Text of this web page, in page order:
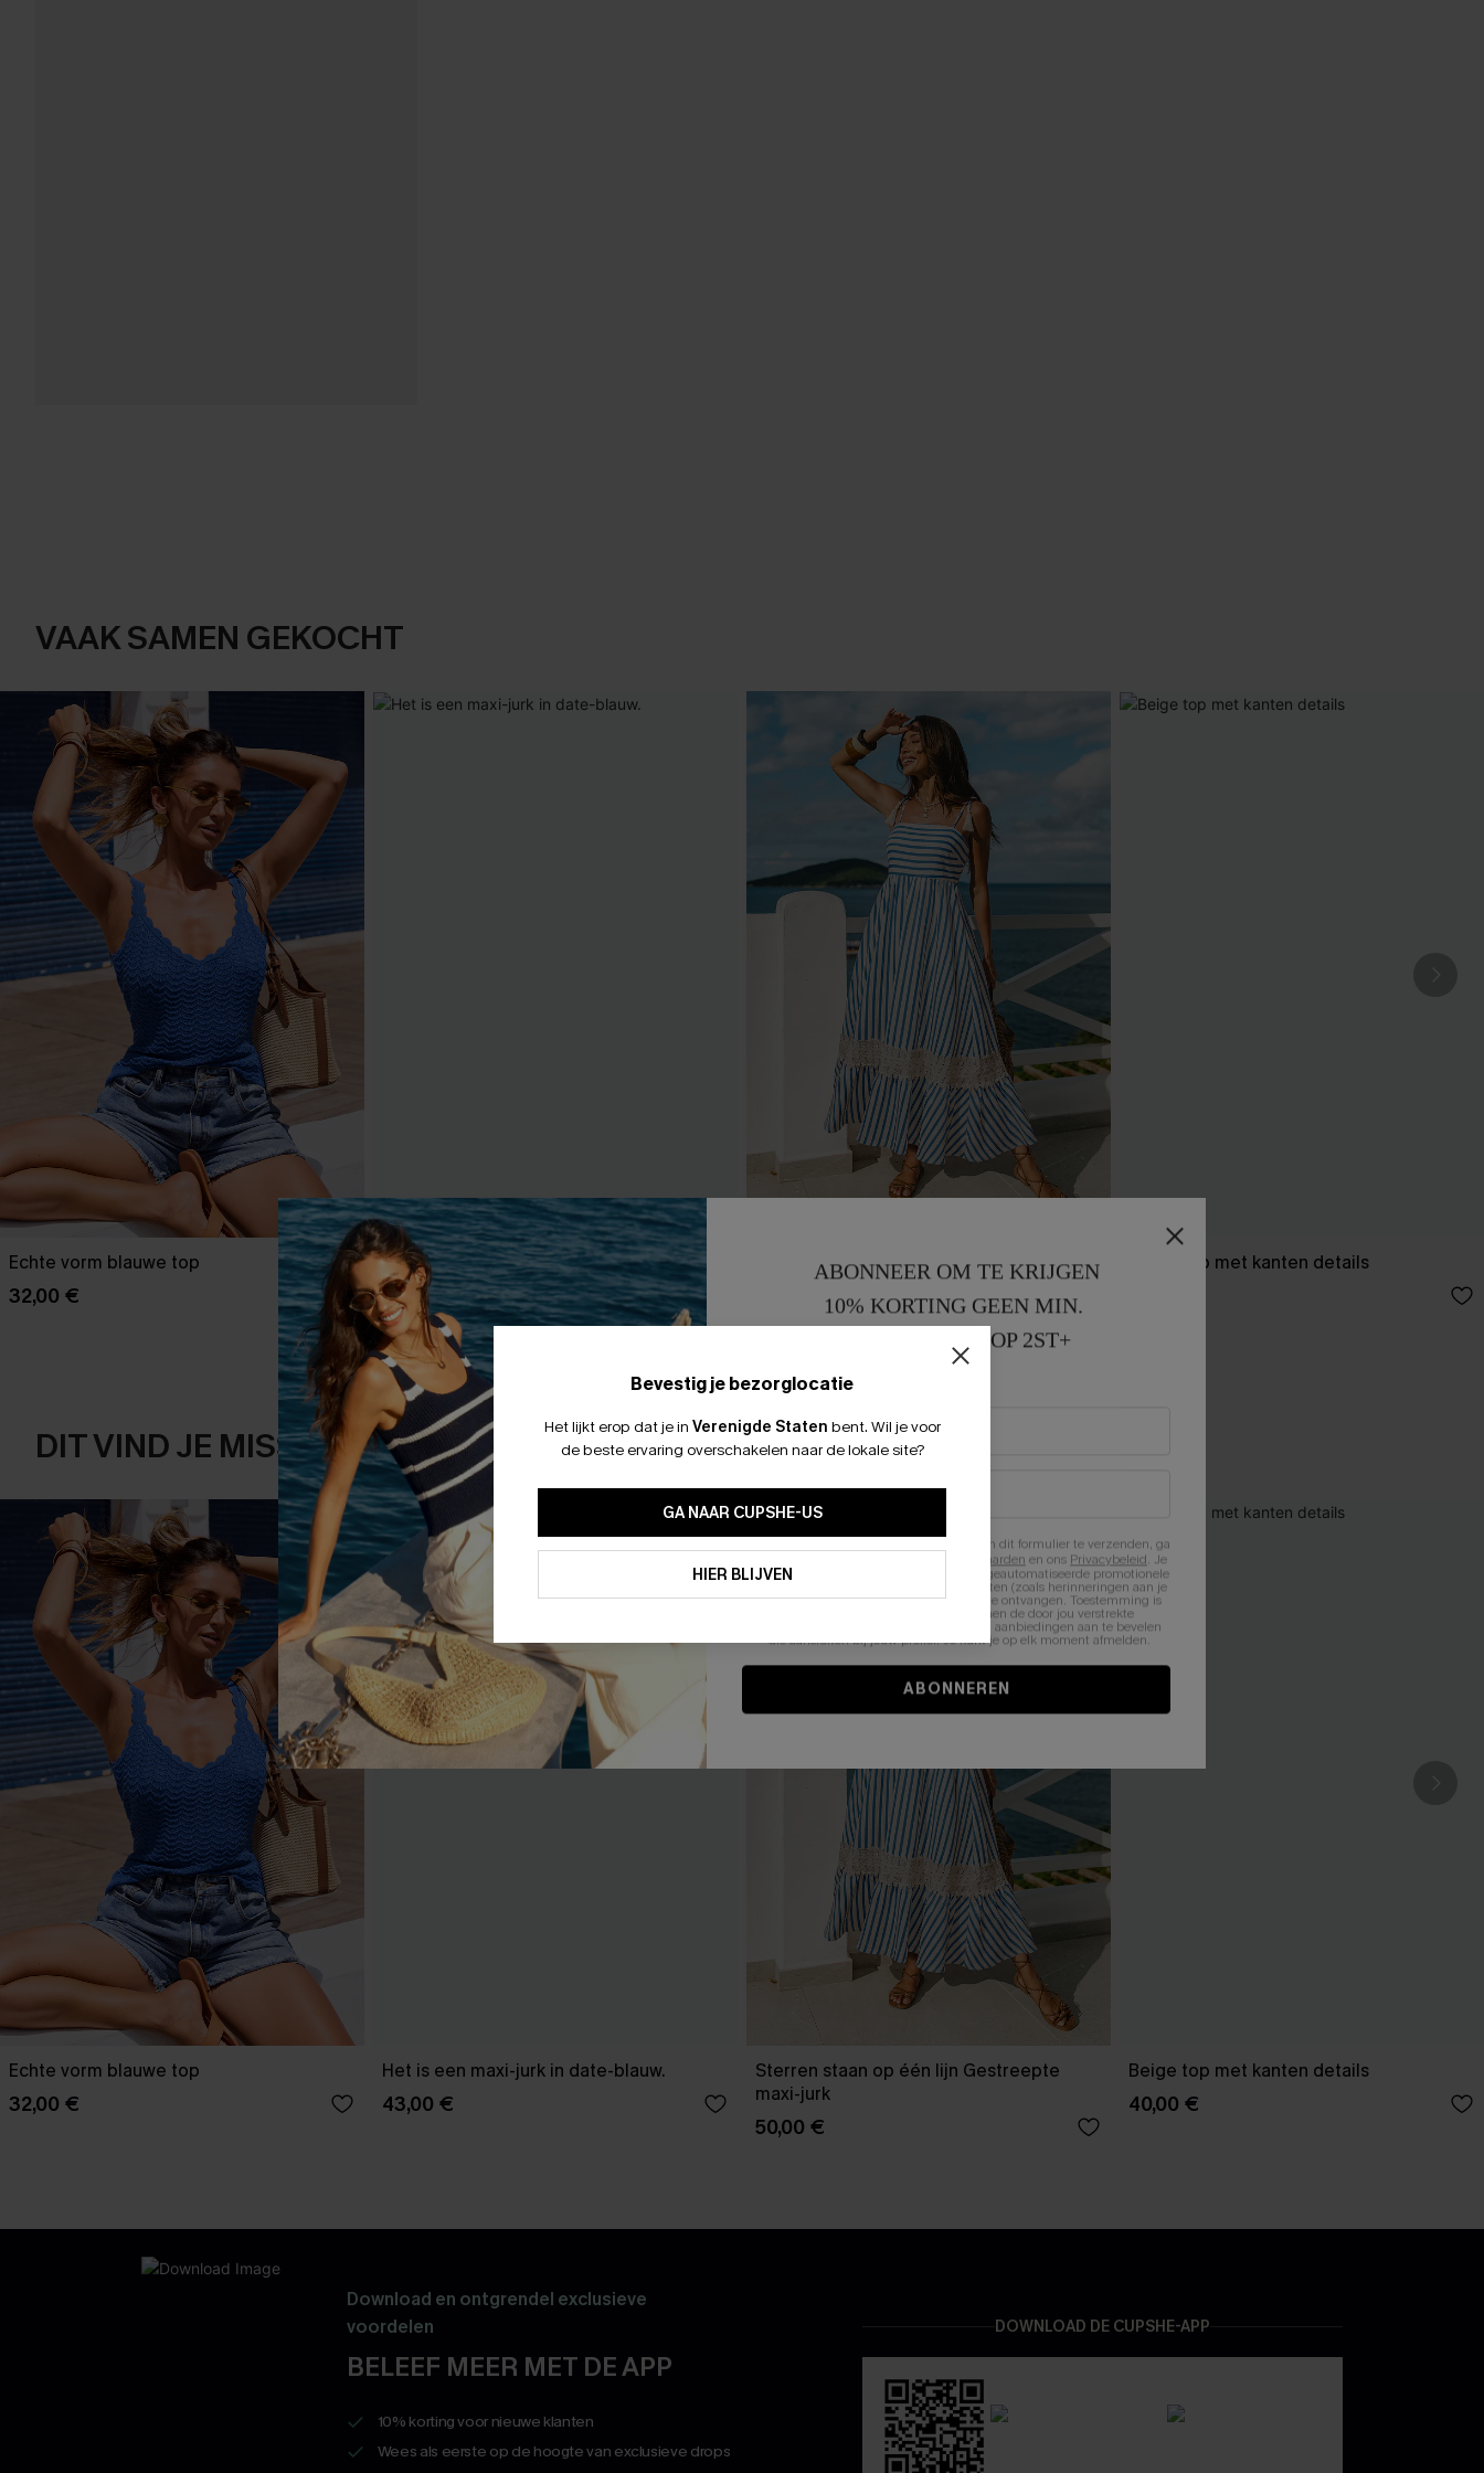
VAAK SAMEN GEKOCHT
Echte vorm blauwe top
32,00 €
Het is een maxi-jurk in date-blauw.
43,00 €
Sterren staan op één lijn Gestreepte
maxi-jurk
50,00 €
Beige top met kanten details
DIT VIND JE MISSCHIEN OOK LEUK
Echte vorm blauwe top
32,00 €
Het is een maxi-jurk in date-blauw.
43,00 €
Sterren staan op één lijn Gestreepte
maxi-jurk
50,00 €
Beige top met kanten details
40,00 €
Download en ontgrendel exclusieve
voordelen
BELEEF MEER MET DE APP
10% korting voor nieuwe klanten
Wees als eerste op de hoogte van exclusieve drops
DOWNLOAD DE CUPSHE-APP
Bevestig je bezorglocatie
Het lijkt erop dat je in Verenigde Staten bent. Wil je voor
de beste ervaring overschakelen naar de lokale site?
GA NAAR CUPSHE-US
HIER BLIJVEN
ABONNEER OM TE KRIJGEN
10% KORTING GEEN MIN.
15% KORTING OP 2ST+
Door je contactgegevens in te vullen en dit formulier te verzenden, ga
Algemene Voorwaarden en ons Privacybeleid. Je
stemt er tevens mee in om herhaalde geautomatiseerde promotionele
en gepersonaliseerde marketingberichten (zoals herinneringen aan je
winkelwagen) en e-mails van Cupshe te ontvangen. Toestemming is
niet vereist voor een aankoop. We kunnen de door jou verstrekte
informatie gebruiken om producten en aanbiedingen aan te bevelen
die aansluiten bij jouw profiel. Je kunt je op elk moment afmelden.
ABONNEREN